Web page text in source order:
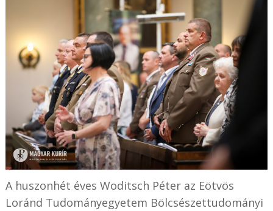
A huszonhét éves Woditsch Péter az Eötvös
Loránd Tudományegyetem Bölcsészettudományi